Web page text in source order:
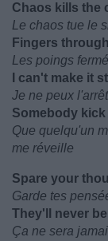
Chaos kills the
Le chaos tue le
Fingers
Les poings
I can't make it
Je ne peux
Somebody
Que quelqu'un
me réveille
Spare your
Garde tes
They'll never
Ça ne sera